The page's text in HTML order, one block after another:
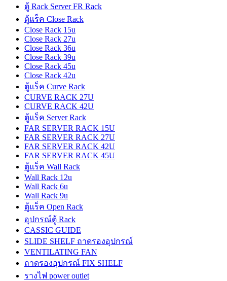
ตู้ Rack Server FR Rack
ตู้แร็ค Close Rack
Close Rack 15u
Close Rack 27u
Close Rack 36u
Close Rack 39u
Close Rack 45u
Close Rack 42u
ตู้แร็ค Curve Rack
CURVE RACK 27U
CURVE RACK 42U
ตู้แร็ค Server Rack
FAR SERVER RACK 15U
FAR SERVER RACK 27U
FAR SERVER RACK 42U
FAR SERVER RACK 45U
ตู้แร็ค Wall Rack
Wall Rack 12u
Wall Rack 6u
Wall Rack 9u
ตู้แร็ค Open Rack
อุปกรณ์ตู้ Rack
CASSIC GUIDE
SLIDE SHELF ถาดรองอุปกรณ์
VENTILATING FAN
ถาดรองอุปกรณ์ FIX SHELF
รางไฟ power outlet